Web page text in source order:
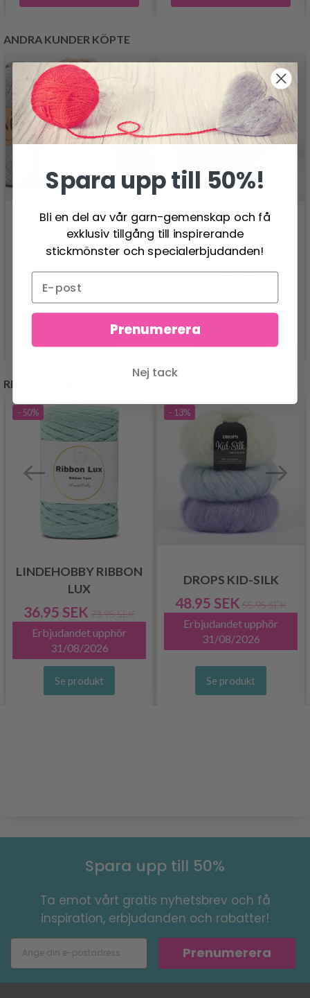
ANDRA KUNDER KÖPTE
DROPS NORD
29.95 SEK
DROPS PUNA
37.95 SEK
REKOMMENDERAS FÖR DIG
- 50%
LINDEHOBBY RIBBON
LUX
36.95 SEK 73.95 SEK
Erbjudandet upphör
31/08/2026
Se produkt
- 13%
DROPS KID-SILK
48.95 SEK 55.95 SEK
Erbjudandet upphör
31/08/2026
Se produkt
Spara upp till 50%
Ta emot vårt gratis nyhetsbrev och få
inspiration, erbjudanden och rabatter!
Prenumerera
Spara upp till 50%!
Bli en del av vår garn-gemenskap och få
exklusiv tillgång till inspirerande
stickmönster och specialerbjudanden!
Prenumerera
Nej tack